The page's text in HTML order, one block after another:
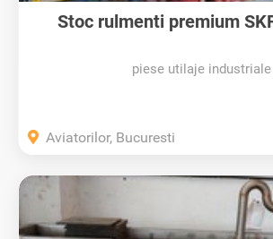
Stoc rulmenti premium
piese utilaje industriale
Aviatorilor, Bucuresti